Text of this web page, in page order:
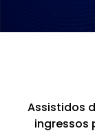
Assistidos
ingressos